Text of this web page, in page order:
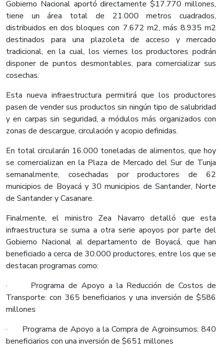
Gobierno Nacional aportó directamente $17.770 millones,
tiene un área total de 21.000 metros cuadrados,
distribuidos en dos bloques con 7.672 m2, más 8.935 m2
destinados para una plazoleta de acceso y mercado
tradicional, en la cual, los viernes los productores podrán
disponer de puntos desmontables, para comercializar sus
cosechas.
Esta nueva infraestructura permitirá que los productores
pasen de vender sus productos sin ningún tipo de salubridad
y en carpas sin seguridad, a módulos más organizados con
zonas de descargue, circulación y acopio definidas.
En total circularán 16.000 toneladas de alimentos, que hoy
se comercializan en la Plaza de Mercado del Sur de Tunja
semanalmente, cosechadas por productores de 62
municipios de Boyacá y 30 municipios de Santander, Norte
de Santander y Casanare.
Finalmente, el ministro Zea Navarro detalló que esta
infraestructura se suma a otra serie apoyos por parte del
Gobierno Nacional al departamento de Boyacá, que han
beneficiado a cerca de 30.000 productores, entre los que se
destacan programas como:
· Programa de Apoyo a la Reducción de Costos de
Transporte: con 365 beneficiarios y una inversión de $586
millones
· Programa de Apoyo a la Compra de Agroinsumos: 840
beneficiarios con una inversión de $651 millones